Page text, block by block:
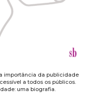
importância da publicidade
a todos os públicos.
uma biografia.